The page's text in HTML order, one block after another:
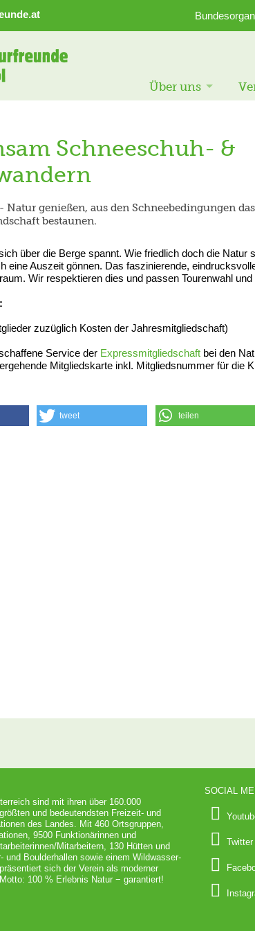
Über uns
Schneeschuh- &
genießen, aus den Schneebedingungen
bestaunen.
über die Berge spannt. Wie friedlich doch die Natur
eine Auszeit gönnen. Das faszinierende,
Wir respektieren dies und passen Tourenwahl und
zuzüglich Kosten der Jahresmitgliedschaft)
Service der Expressmitgliedschaft bei den
Mitgliedskarte inkl. Mitgliedsnummer für die
tweet teilen
sind mit ihren über 160.000
und bedeutendsten Freizeit- und
des Landes. Mit 460 Ortsgruppen,
9500 Funktionärinnen und
Mitarbeitern, 130 Hütten und
und Boulderhallen sowie einem Wildwasser-
sich der Verein als moderner
100 % Erlebnis Natur − garantiert!
SOCIAL
Twitter